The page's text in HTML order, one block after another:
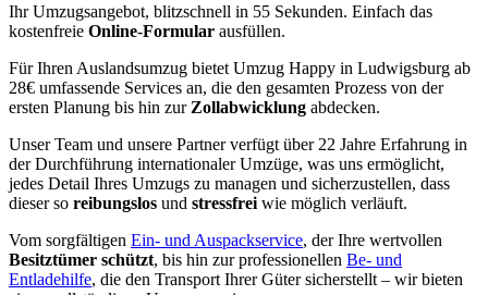
Ihr Umzugsangebot, blitzschnell in 55 Sekunden. Einfach das
kostenfreie Online-Formular ausfüllen.
Für Ihren Auslandsumzug bietet Umzug Happy in Ludwigsburg ab
28€ umfassende Services an, die den gesamten Prozess von der
ersten Planung bis hin zur Zollabwicklung abdecken.
Unser Team und unsere Partner verfügt über 22 Jahre Erfahrung in
der Durchführung internationaler Umzüge, was uns ermöglicht,
jedes Detail Ihres Umzugs zu managen und sicherzustellen, dass
dieser so reibungslos und stressfrei wie möglich verläuft.
Vom sorgfältigen Ein- und Auspackservice, der Ihre wertvollen
Besitztümer schützt, bis hin zur professionellen Be- und
Entladehilfe, die den Transport Ihrer Güter sicherstellt – wir bieten